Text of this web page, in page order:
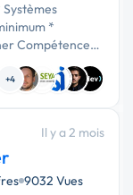
*
Compétences :
*
+4
Il y a 2 mois
9032 Vues